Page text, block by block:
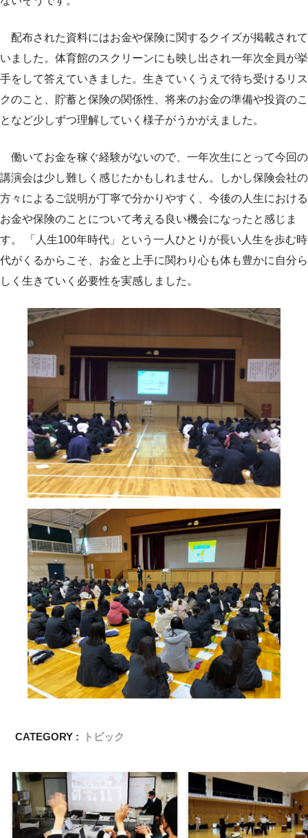
配布された資料にはお金や保険に関するクイズが掲載されて
いました。体育館のスクリーンにも映し出され一年次全員が挙
手をして答えていきました。生きていくうえで待ち受けるリス
クのこと、貯蓄と保険の関係性、将来のお金の準備や投資のこ
となど少しずつ理解していく様子がうかがえました。
働いてお金を稼ぐ経験がないので、一年次生にとって今回の
講演会は少し難しく感じたかもしれません。しかし保険会社の
方々によるご説明が丁寧で分かりやすく、今後の人生における
お金や保険のことについて考える良い機会になったと感じま
す。 「人生100年時代」という一人ひとりが長い人生を歩む時
代がくるからこそ、お金と上手に関わり心も体も豊かに自分ら
しく生きていく必要性を実感しました。
CATEGORY : トピック